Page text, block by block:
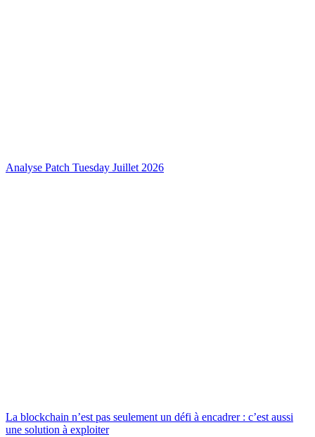
Analyse Patch Tuesday Juillet 2026
La blockchain n’est pas seulement un défi à encadrer : c’est aussi
une solution à exploiter